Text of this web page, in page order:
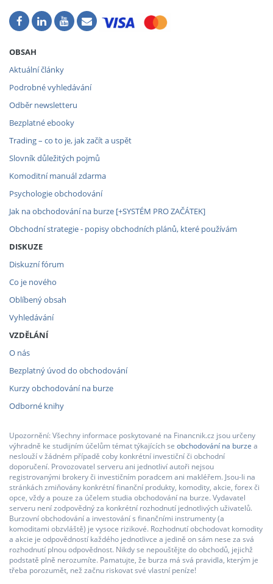
OBSAH
Aktuální články
Podrobné vyhledávání
Odběr newsletteru
Bezplatné ebooky
Trading – co to je, jak začít a uspět
Slovník důležitých pojmů
Komoditní manuál zdarma
Psychologie obchodování
Jak na obchodování na burze [+SYSTÉM PRO ZAČÁTEK]
Obchodní strategie - popisy obchodních plánů, které používám
DISKUZE
Diskuzní fórum
Co je nového
Oblíbený obsah
Vyhledávání
VZDĚLÁNÍ
O nás
Bezplatný úvod do obchodování
Kurzy obchodování na burze
Odborné knihy
Upozornění: Všechny informace poskytované na Financnik.cz jsou určeny
výhradně ke studijním účelům témat týkajících se obchodování na burze a
neslouží v žádném případě coby konkrétní investiční či obchodní
doporučení. Provozovatel serveru ani jednotliví autoři nejsou
registrovanými brokery či investičním poradcem ani makléřem. Jsou-li na
stránkách zmiňovány konkrétní finanční produkty, komodity, akcie, forex či
opce, vždy a pouze za účelem studia obchodování na burze. Vydavatel
serveru není zodpovědný za konkrétní rozhodnutí jednotlivých uživatelů.
Burzovní obchodování a investování s finančními instrumenty (a
komoditami obzvláště) je vysoce rizikové. Rozhodnutí obchodovat komodity
a akcie je odpovědností každého jednotlivce a jedině on sám nese za svá
rozhodnutí plnou odpovědnost. Nikdy se nepouštějte do obchodů, jejichž
podstatě plně nerozumíte. Pamatujte, že burza má svá pravidla, kterým je
třeba porozumět, než začnu riskovat své vlastní peníze!